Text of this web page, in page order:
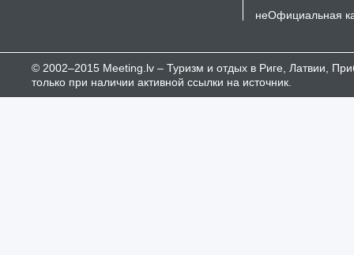
неОфициальная
© 2002–2015 Meeting.lv – Туризм и отдых в Риге, Латвии,
только при наличии активной ссылки на источник.